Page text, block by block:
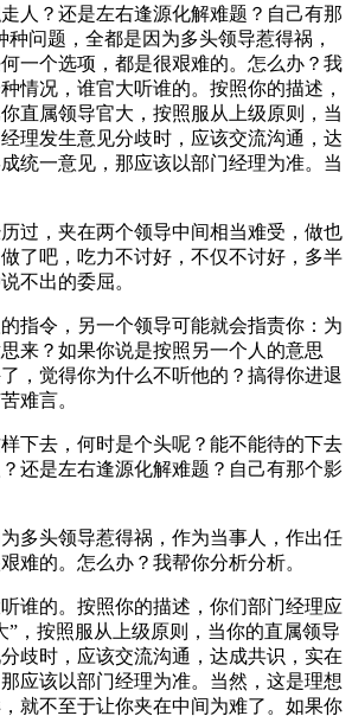
人？还是左右逢源化解难题？自己有那
种问题，全都是因为多头领导惹得祸，
一个选项，都是很艰难的。怎么办？我
情况，谁官大听谁的。按照你的描述，
直属领导官大，按照服从上级原则，当
理发生意见分歧时，应该交流沟通，达
统一意见，那应该以部门经理为准。当
过，夹在两个领导中间相当难受，做也
了吧，吃力不讨好，不仅不讨好，多半
不出的委屈。
指令，另一个领导可能就会指责你：为
来？如果你说是按照另一个人的意思
，觉得你为什么不听他的？搞得你进退
难言。
下去，何时是个头呢？能不能待的下去
还是左右逢源化解难题？自己有那个影
多头领导惹得祸，作为当事人，作出任
难的。怎么办？我帮你分析分析。
谁的。按照你的描述，你们部门经理应
”，按照服从上级原则，当你的直属领导
歧时，应该交流沟通，达成共识，实在
应该以部门经理为准。当然，这是理想
就不至于让你夹在中间为难了。如果你